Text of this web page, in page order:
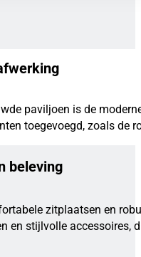
paviljoen is de
toegevoegd, zoals de
beleving
zitplaatsen en
en stijlvolle accessoires,